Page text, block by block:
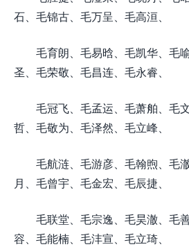
石、毛锦古、毛万呈、毛高洹、
毛育朗、毛易晗、毛凯华、毛
圣、毛荣敬、毛昌连、毛永睿、
毛冠飞、毛孟运、毛萧舶、毛
哲、毛敬为、毛泽然、毛立峰、
毛航涟、毛游彦、毛翰煦、毛
月、毛曾宇、毛金宏、毛辰捷、
毛联堂、毛宗逸、毛昊澈、毛
容、毛能楠、毛沣宣、毛立琦、